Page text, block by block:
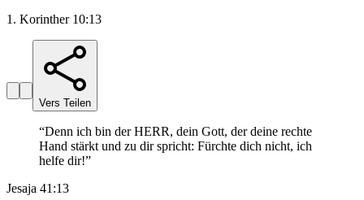
1. Korinther 10:13
Vers Teilen
“Denn ich bin der HERR, dein Gott, der deine rechte
Hand stärkt und zu dir spricht: Fürchte dich nicht, ich
helfe dir!”
Jesaja 41:13